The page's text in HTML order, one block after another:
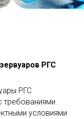
РГС
РГС
требованиями
условиями